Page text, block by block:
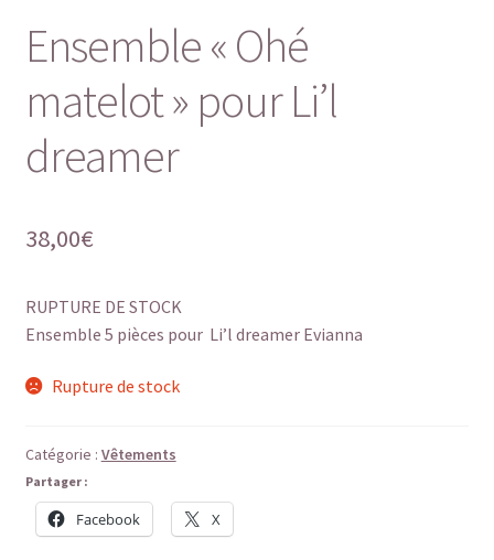
Ensemble « Ohé
matelot » pour Li’l
dreamer
38,00€
RUPTURE DE STOCK
Ensemble 5 pièces pour Li’l dreamer Evianna
Rupture de stock
Catégorie : Vêtements
Partager :
Facebook X